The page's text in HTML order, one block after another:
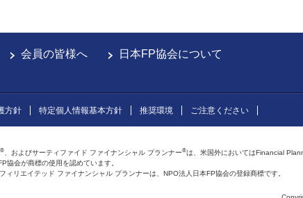
会員の皆様へ 日本FP協会について
方針 特定個人情報基本方針 推奨環境 ご注意ください
®、およびサーティファイド ファイナンシャル プランナー®は、米国外においてはFinancial
協会が商標の使用を認めています。
リエイテッド ファイナンシャル プランナーは、NPO法人日本FP協会の登録商標です。